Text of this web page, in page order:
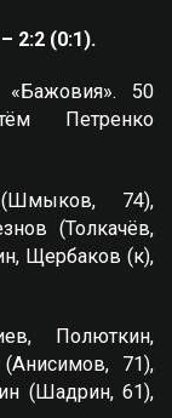
2:2 (0:1).
«Бажовия». 50
Петренко
74),
(Толкачёв,
Щербаков (к),
Полюткин,
71),
(Шадрин, 61),